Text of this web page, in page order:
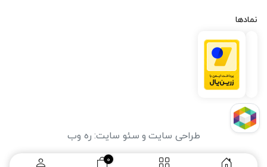
0
نمادها
طراحی سایت و سئو سایت: ره وب